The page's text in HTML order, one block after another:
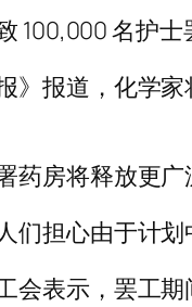
100,000 名护
》报道，化学
药房将释放更
们担心由于计
会表示，罢工